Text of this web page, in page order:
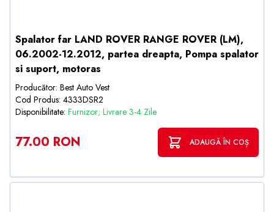
Spalator far LAND ROVER RANGE ROVER (LM),
06.2002-12.2012, partea dreapta, Pompa spalator
si suport, motoras
Producător: Best Auto Vest
Cod Produs: 4333DSR2
Disponibilitate: Furnizor; Livrare 3-4 Zile
77.00 RON ADAUGĂ ÎN COȘ